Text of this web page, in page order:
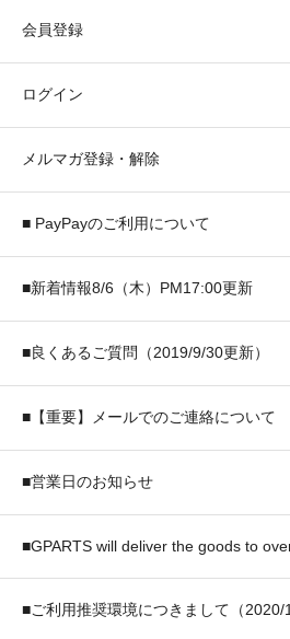
会員登録
ログイン
メルマガ登録・解除
■ PayPayのご利用について
■新着情報8/6（木）PM17:00更新
■良くあるご質問（2019/9/30更新）
■【重要】メールでのご連絡について
■営業日のお知らせ
■GPARTS will deliver the goods to
■ご利用推奨環境につきまして（2020/